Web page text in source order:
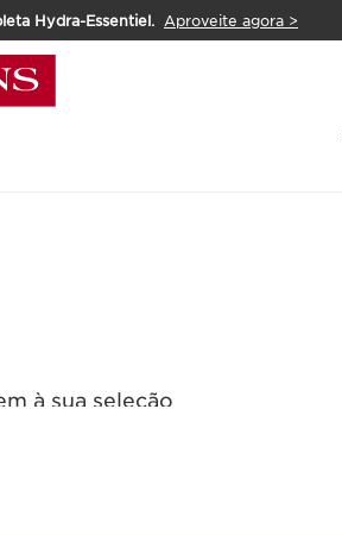
Hydra-Essentiel. Aproveite agora >
à sua seleção